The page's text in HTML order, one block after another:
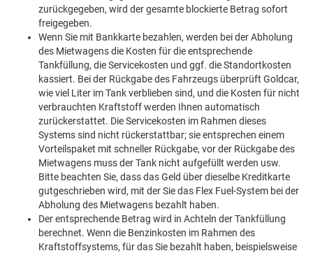
zurückgegeben, wird der gesamte blockierte Betrag sofort
freigegeben.
Wenn Sie mit Bankkarte bezahlen, werden bei der Abholung
des Mietwagens die Kosten für die entsprechende
Tankfüllung, die Servicekosten und ggf. die Standortkosten
kassiert. Bei der Rückgabe des Fahrzeugs überprüft Goldcar,
wie viel Liter im Tank verblieben sind, und die Kosten für nicht
verbrauchten Kraftstoff werden Ihnen automatisch
zurückerstattet. Die Servicekosten im Rahmen dieses
Systems sind nicht rückerstattbar; sie entsprechen einem
Vorteilspaket mit schneller Rückgabe, vor der Rückgabe des
Mietwagens muss der Tank nicht aufgefüllt werden usw.
Bitte beachten Sie, dass das Geld über dieselbe Kreditkarte
gutgeschrieben wird, mit der Sie das Flex Fuel-System bei der
Abholung des Mietwagens bezahlt haben.
Der entsprechende Betrag wird in Achteln der Tankfüllung
berechnet. Wenn die Benzinkosten im Rahmen des
Kraftstoffsystems, für das Sie bezahlt haben, beispielsweise